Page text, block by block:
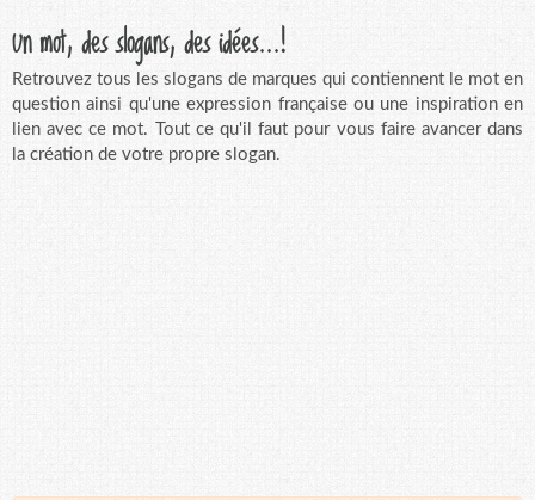
Un mot, des slogans, des idées...!
Retrouvez tous les slogans de marques qui contiennent le mot en
question ainsi qu'une expression française ou une inspiration en
lien avec ce mot. Tout ce qu'il faut pour vous faire avancer dans
la création de votre propre slogan.